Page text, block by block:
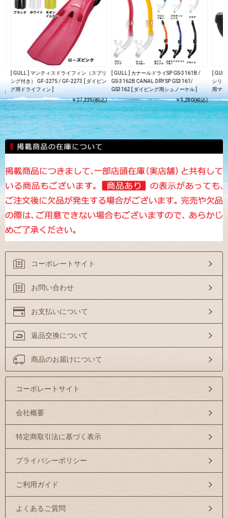
)
[ GULL ] マンティスドライフィン（スプリ
ング付き） GF-2275 / GF-2273 [ ダイビン
グ用ドライフィン ]
￥27,225(税込)
[ GULL ] カナールドライSP GS-3161B /
GS-3162B CANAL DRY SP GS3161/
GS3162 [ ダイビング用シュノーケル ]
￥5,280(税込)
[
シリ
用マス
コーポレートサイト
お問い合わせ
お支払いについて
返品交換について
商品のお届けについて
コーポレートサイト
会社概要
特定商取引法に基づく表示
プライバシーポリシー
ご利用ガイド
よくあるご質問